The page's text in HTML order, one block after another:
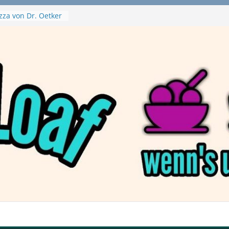
/
mein Testvideo!
Nuggets und
vegan?